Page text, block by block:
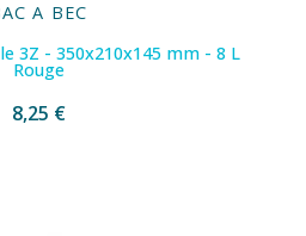
A BEC
3Z - 350x210x145 mm - 8 L
Rouge
8,25 €